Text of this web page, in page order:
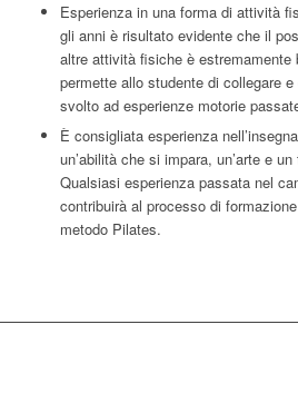
Esperienza in una forma di attività
gli anni è risultato evidente che il
altre attività fisiche è estremamente
permette allo studente di collegare
svolto ad esperienze motorie
È consigliata esperienza
un’abilità che si impara, un’arte e
Qualsiasi esperienza passata nel
contribuirà al processo di
metodo Pilates.